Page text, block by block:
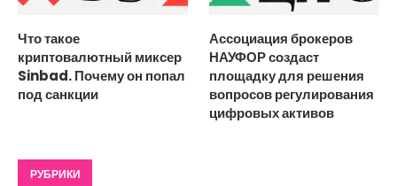
Что такое
криптовалютный миксер
Sinbad. Почему он попал
под санкции
Ассоциация брокеров
НАУФОР создаст
площадку для решения
вопросов регулирования
цифровых активов
РУБРИКИ